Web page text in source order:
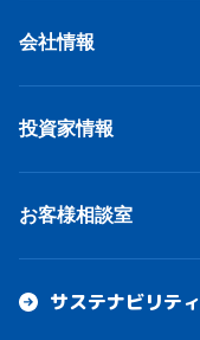
会社情報
投資家情報
お客様相談室
サステナビリティ